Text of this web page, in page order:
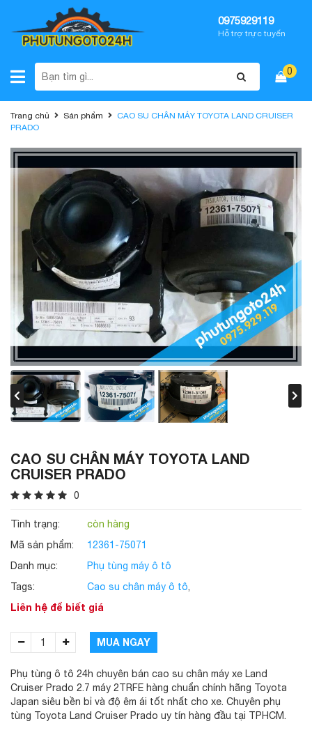
0975929119
Hỗ trợ trực tuyến
0
Trang chủ Sản phẩm
CAO SU CHÂN MÁY TOYOTA LAND CRUISER
PRADO
CAO SU CHÂN MÁY TOYOTA LAND
CRUISER PRADO
0
Tình trạng:
còn hàng
Mã sản phẩm:
12361-75071
Danh mục:
Phụ tùng máy ô tô
Tags:
Cao su chân máy ô tô,
Liên hệ để biết giá
MUA NGAY
Phụ tùng ô tô 24h chuyên bán cao su chân máy xe Land
Cruiser Prado 2.7 máy 2TRFE hàng chuẩn chính hãng Toyota
Japan siêu bền bỉ và độ êm ái tốt nhất cho xe. Chuyên phụ
tùng Toyota Land Cruiser Prado uy tín hàng đầu tại TPHCM.